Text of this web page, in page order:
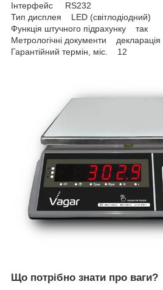
Інтерфейс RS232
Тип дисплея LED (світлодіодний)
Функція штучного підрахунку так
Метрологічні документи декларація
Гарантійний термін, міс. 12
Що потрібно знати про ваги?